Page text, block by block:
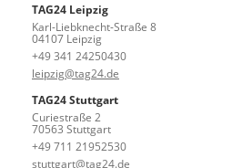
TAG24 Leipzig
Karl-Liebknecht-Straße 8
04107 Leipzig
+49 341 24250430
leipzig@tag24.de
TAG24 Stuttgart
Curiestraße 2
70563 Stuttgart
+49 711 21952530
stuttgart@tag24.de